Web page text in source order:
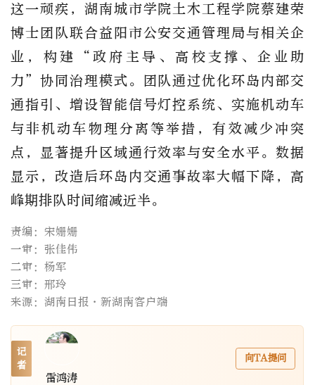
这一顽疾，湖南城市学院土木工程学院蔡建荣
博士团队联合益阳市公安交通管理局与相关企
业，构建“政府主导、高校支撑、企业助
力”协同治理模式。团队通过优化环岛内部交
通指引、增设智能信号灯控系统、实施机动车
与非机动车物理分离等举措，有效减少冲突
点，显著提升区域通行效率与安全水平。数据
显示，改造后环岛内交通事故率大幅下降，高
峰期排队时间缩减近半。
责编：宋姗姗
一审：张佳伟
二审：杨军
三审：邢玲
来源：湖南日报·新湖南客户端
记
者
雷鸿涛
向TA提问